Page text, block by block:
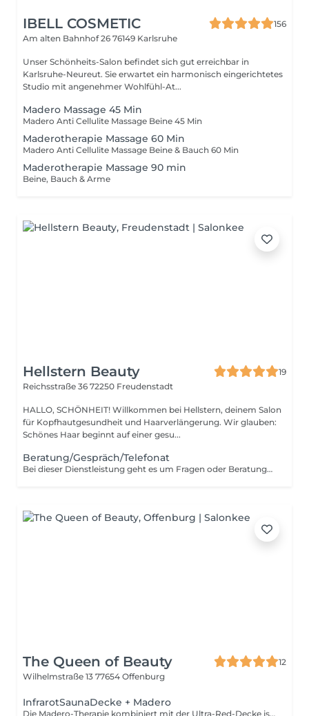
IBELL COSMETIC
156
Am alten Bahnhof 26 76149 Karlsruhe
Unser Schönheits-Salon befindet sich gut erreichbar in
Karlsruhe-Neureut. Sie erwartet ein harmonisch eingerichtetes
Studio mit angenehmer Wohlfühl-At...
Madero Massage 45 Min
Madero Anti Cellulite Massage Beine 45 Min
Maderotherapie Massage 60 Min
Madero Anti Cellulite Massage Beine & Bauch 60 Min
Maderotherapie Massage 90 min
Beine, Bauch & Arme
Hellstern Beauty
19
Reichsstraße 36 72250 Freudenstadt
HALLO, SCHÖNHEIT! Willkommen bei Hellstern, deinem Salon
für Kopfhautgesundheit und Haarverlängerung. Wir glauben:
Schönes Haar beginnt auf einer gesu...
Beratung/Gespräch/Telefonat
Bei dieser Dienstleistung geht es um Fragen oder Beratungen, die man an uns hat. bei der Onlinebuchung Telefonnummer hinterlassen und wir rufen um die Uhrzeit zurück auf welche der Termin gebucht wurde.
The Queen of Beauty
12
Wilhelmstraße 13 77654 Offenburg
InfrarotSaunaDecke + Madero
Die Madero-Therapie kombiniert mit der Ultra-Red-Decke ist eine hochwirksame Körperbehandlung zur Modellierung der Silhouette und Förderung der Durchblutung. Die Holztherapie stimuliert das Lymphsystem, baut Fettdepots ab, strafft das Gewebe und verbessert sichtbar die Hautstruktur. Die ergänzende Ultra-Red-Wärmedecke aktiviert den Stoffwechsel, unterstützt die Entgiftung und intensiviert die Wirkung der Massage. Die Kombination dieser Methoden führt zu reduziertem Umfang, sichtbarer Cellulite-Reduktion, verbesserter Hautelastizität und einem gesteigerten allgemeinen Wohlbefinden ideal zur Körperformung und Unterstützung bei Anti-Cellulite-Programmen.